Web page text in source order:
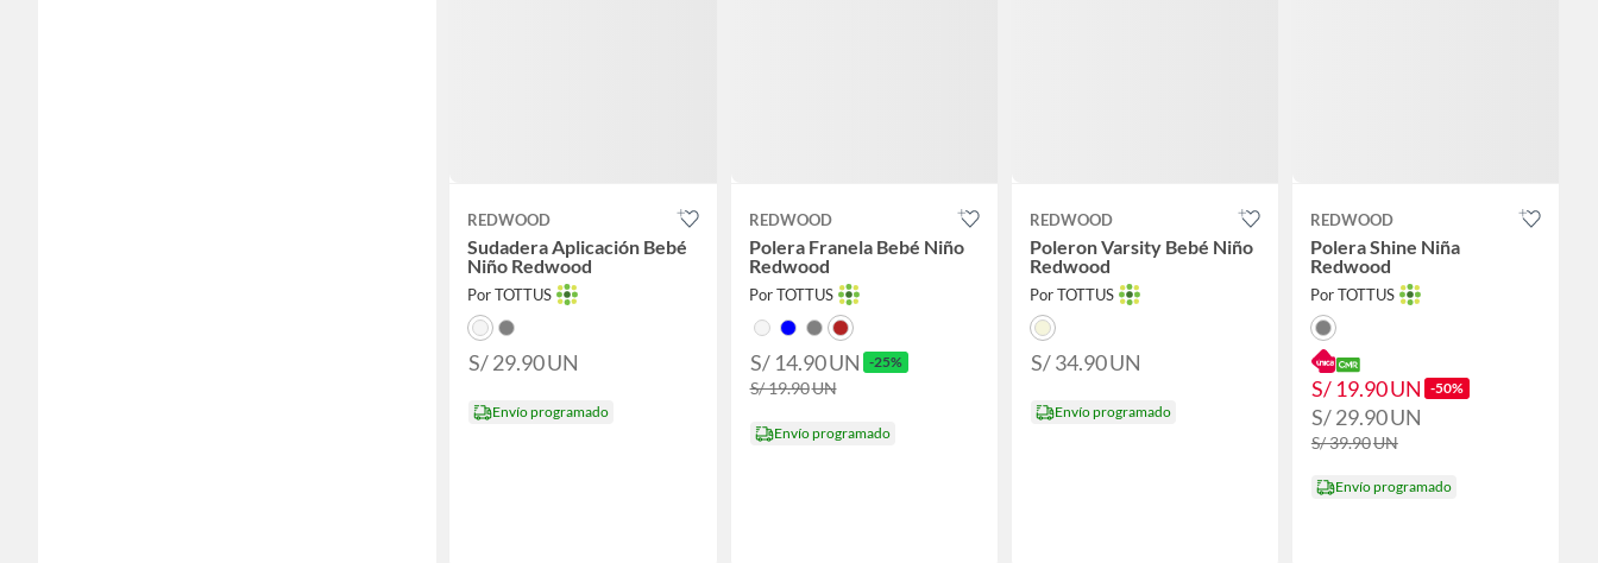
REDWOOD
Sudadera Aplicación Bebé
Niño Redwood
Por TOTTUS
S/ 29.90UN
Envío programado
REDWOOD
Polera Franela Bebé Niño
Redwood
Por TOTTUS
S/ 14.90UN -25%
S/ 19.90UN
Envío programado
REDWOOD
Poleron Varsity Bebé Niño
Redwood
Por TOTTUS
S/ 34.90UN
Envío programado
REDWOOD
Polera Shine Niña
Redwood
Por TOTTUS
S/ 19.90UN -50%
S/ 29.90UN
S/ 39.90UN
Envío programado